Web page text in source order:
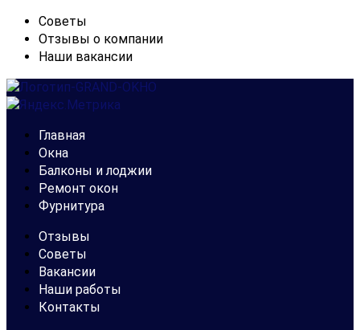
Советы
Отзывы о компании
Наши вакансии
Главная
Окна
Балконы и лоджии
Ремонт окон
Фурнитура
Отзывы
Советы
Вакансии
Наши работы
Контакты